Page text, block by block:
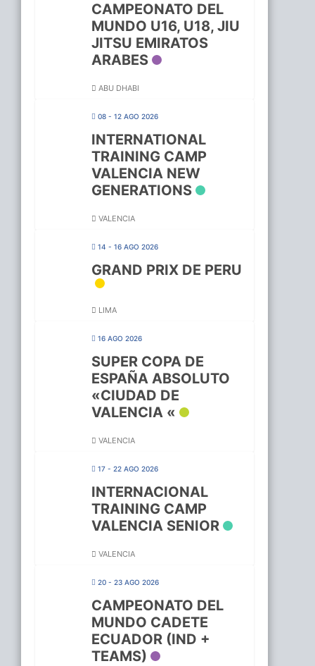
CAMPEONATO DEL
MUNDO U16, U18, JIU
JITSU EMIRATOS
ARABES
ABU DHABI
08 - 12 AGO 2026
INTERNATIONAL
TRAINING CAMP
VALENCIA NEW
GENERATIONS
VALENCIA
14 - 16 AGO 2026
GRAND PRIX DE PERU
LIMA
16 AGO 2026
SUPER COPA DE
ESPAÑA ABSOLUTO
«CIUDAD DE
VALENCIA «
VALENCIA
17 - 22 AGO 2026
INTERNACIONAL
TRAINING CAMP
VALENCIA SENIOR
VALENCIA
20 - 23 AGO 2026
CAMPEONATO DEL
MUNDO CADETE
ECUADOR (IND +
TEAMS)